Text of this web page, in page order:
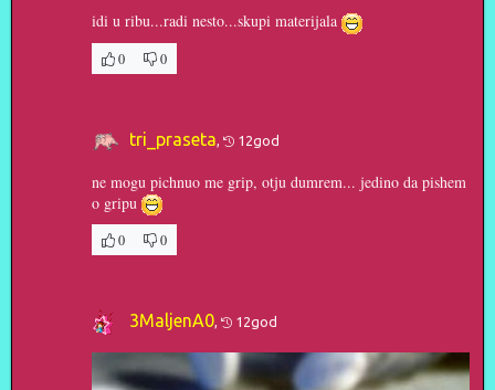
idi u ribu...radi nesto...skupi materijala
0 0
tri_praseta, 12god
ne mogu pichnuo me grip, otju dumrem... jedino da pishem
o gripu
0 0
3MaljenA0, 12god